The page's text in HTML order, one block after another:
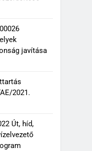
javítása
2021.
Út, híd,